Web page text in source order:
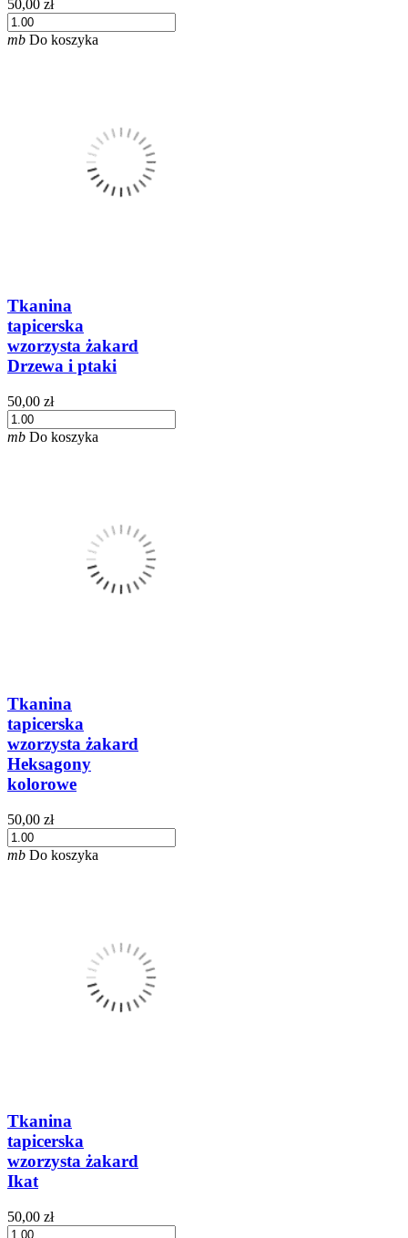
50,00 zł
mb Do koszyka
Tkanina
tapicerska
wzorzysta żakard
Drzewa i ptaki
50,00 zł
mb Do koszyka
Tkanina
tapicerska
wzorzysta żakard
Heksagony
kolorowe
50,00 zł
mb Do koszyka
Tkanina
tapicerska
wzorzysta żakard
Ikat
50,00 zł